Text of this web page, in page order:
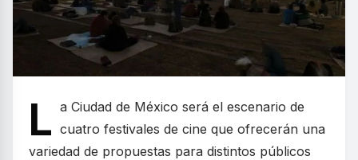
L a Ciudad de México será el escenario de
cuatro festivales de cine que ofrecerán una
variedad de propuestas para distintos públicos